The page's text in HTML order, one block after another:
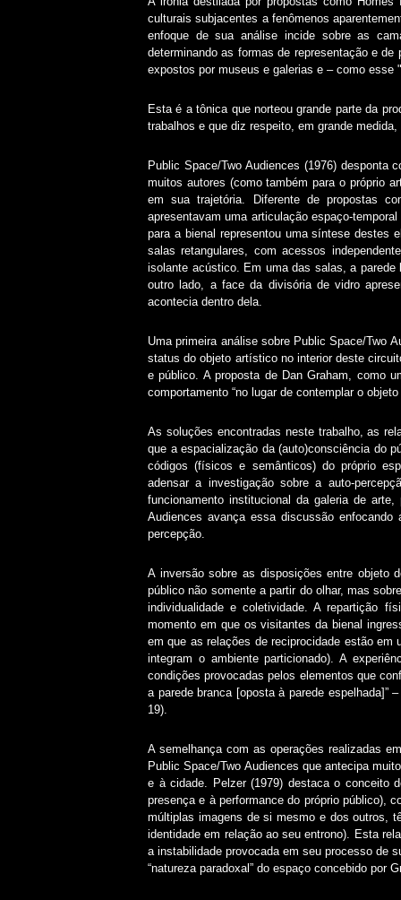
culturais subjacentes a fenômenos
enfoque de sua análise incide sobre as
determinando as formas de representação e
expostos por museus e galerias e – como esse
Esta é a tônica que norteou grande parte da
trabalhos e que diz respeito, em grande
Public Space/Two Audiences (1976) desponta
muitos autores (como também para o próprio
em sua trajetória. Diferente de propostas
apresentavam uma articulação espaço-
para a bienal representou uma síntese destes
salas retangulares, com acessos
isolante acústico. Em uma das salas, a
outro lado, a face da divisória de vidro
acontecia dentro dela.
Uma primeira análise sobre Public Space/Two
status do objeto artístico no interior deste
e público. A proposta de Dan Graham, como
comportamento “no lugar de contemplar o
As soluções encontradas neste trabalho, as
que a espacialização da (auto)consciência do
códigos (físicos e semânticos) do próprio
adensar a investigação sobre a auto-
funcionamento institucional da galeria de
Audiences avança essa discussão
percepção.
A inversão sobre as disposições entre objeto
público não somente a partir do olhar, mas
individualidade e coletividade. A repartição
momento em que os visitantes da bienal
em que as relações de reciprocidade estão em
integram o ambiente particionado). A
condições provocadas pelos elementos que
a parede branca [oposta à parede espelhada]”
19).
A semelhança com as operações realizadas
Public Space/Two Audiences que antecipa
e à cidade. Pelzer (1979) destaca o conceito
presença e à performance do próprio público),
múltiplas imagens de si mesmo e dos outros,
identidade em relação ao seu entrono). Esta
a instabilidade provocada em seu processo de
“natureza paradoxal” do espaço concebido por